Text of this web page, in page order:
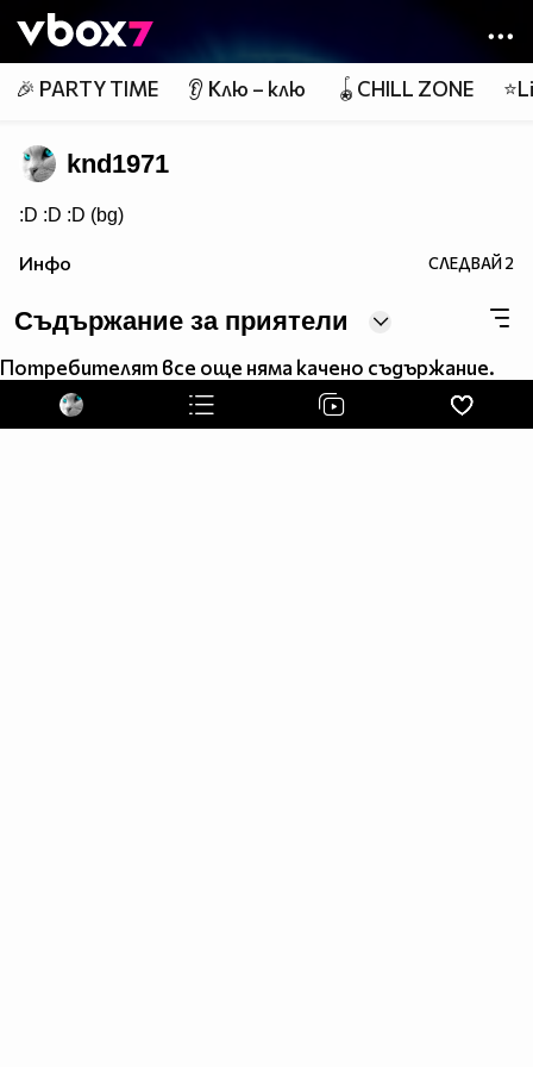
👾
🎉 PARTY TIME 👂 Клю – клю 🪀CHILL ZONE
knd1971
:D :D :D (bg)
Инфо СЛЕДВАЙ2
Съдържание за приятели
Потребителят все още няма качено съдържание.